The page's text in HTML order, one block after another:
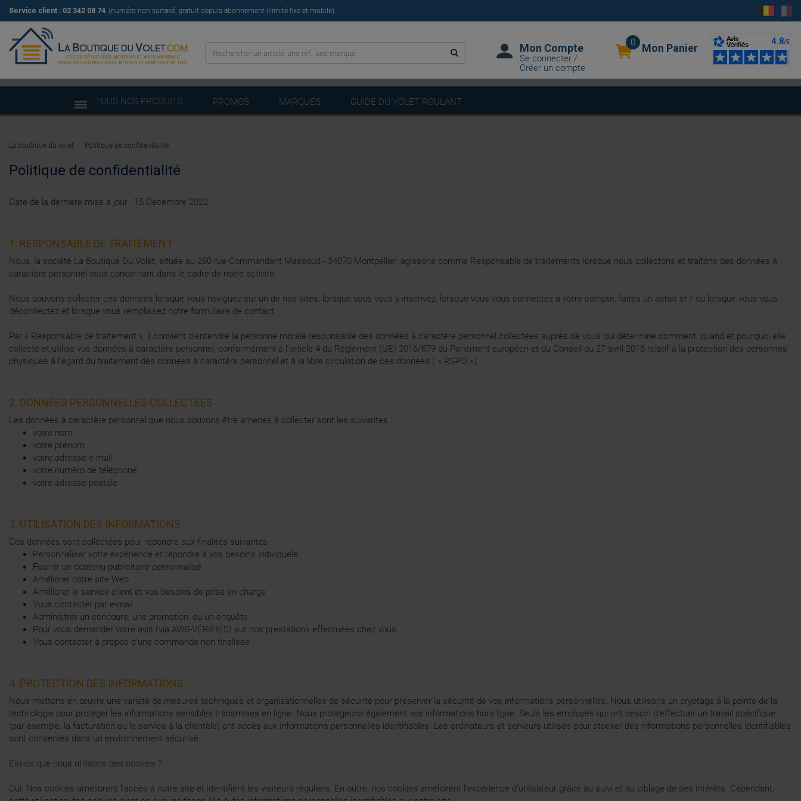
Service client : 02 342 08 74 (numéro non surtaxé, gratuit depuis abonnement illimité fixe et mobile)
Mon Compte
Se connecter /
Créer un compte
0 Mon Panier
TOUS NOS PRODUITS PROMOS MARQUES GUIDE DU VOLET ROULANT
La boutique du volet Politique de confidentialité
Politique de confidentialité
Date de la dernière mise à jour : 15 Décembre 2022
1. RESPONSABLE DE TRAITEMENT
Nous, la société La Boutique Du Volet, située au 290 rue Commandant Massoud - 34070 Montpellier, agissons comme Responsable de traitements lorsque nous collectons et traitons des données à
caractère personnel vous concernant dans le cadre de notre activité.
Nous pouvons collecter ces données lorsque vous naviguez sur un de nos sites, lorsque vous vous y inscrivez, lorsque vous vous connectez à votre compte, faites un achat et / ou lorsque vous vous
déconnectez et lorsque vous remplissez notre formulaire de contact.
Par « Responsable de traitement », il convient d’entendre la personne morale responsable des données à caractère personnel collectées auprès de vous qui détermine comment, quand et pourquoi elle
collecte et utilise vos données à caractère personnel, conformément à l’article 4 du Règlement (UE) 2016/679 du Parlement européen et du Conseil du 27 avril 2016 relatif à la protection des personnes
physiques à l'égard du traitement des données à caractère personnel et à la libre circulation de ces données ( « RGPD »).
2. DONNÉES PERSONNELLES COLLECTÉES
Les données à caractère personnel que nous pouvons être amenés à collecter sont les suivantes :
votre nom
votre prénom
votre adresse e-mail
votre numéro de téléphone
votre adresse postale
3. UTILISATION DES INFORMATIONS
Ces données sont collectées pour répondre aux finalités suivantes :
Personnaliser votre expérience et répondre à vos besoins individuels
Fournir un contenu publicitaire personnalisé
Améliorer notre site Web
Améliorer le service client et vos besoins de prise en charge
Vous contacter par e-mail
Administrer un concours, une promotion, ou un enquête
Pour vous demander votre avis (via AVIS-VÉRIFIÉS) sur nos prestations effectuées chez vous
Vous contacter à propos d'une commande non finalisée
4. PROTECTION DES INFORMATIONS
Nous mettons en œuvre une variété de mesures techniques et organisationnelles de sécurité pour préserver la sécurité de vos informations personnelles. Nous utilisons un cryptage à la pointe de la
technologie pour protéger les informations sensibles transmises en ligne. Nous protégeons également vos informations hors ligne. Seuls les employés qui ont besoin d’effectuer un travail spécifique
(par exemple, la facturation ou le service à la clientèle) ont accès aux informations personnelles identifiables. Les ordinateurs et serveurs utilisés pour stocker des informations personnelles identifiables
sont conservés dans un environnement sécurisé.
Est-ce que nous utilisons des cookies ?
Oui. Nos cookies améliorent l’accès à notre site et identifient les visiteurs réguliers. En outre, nos cookies améliorent l’expérience d’utilisateur grâce au suivi et au ciblage de ses intérêts. Cependant,